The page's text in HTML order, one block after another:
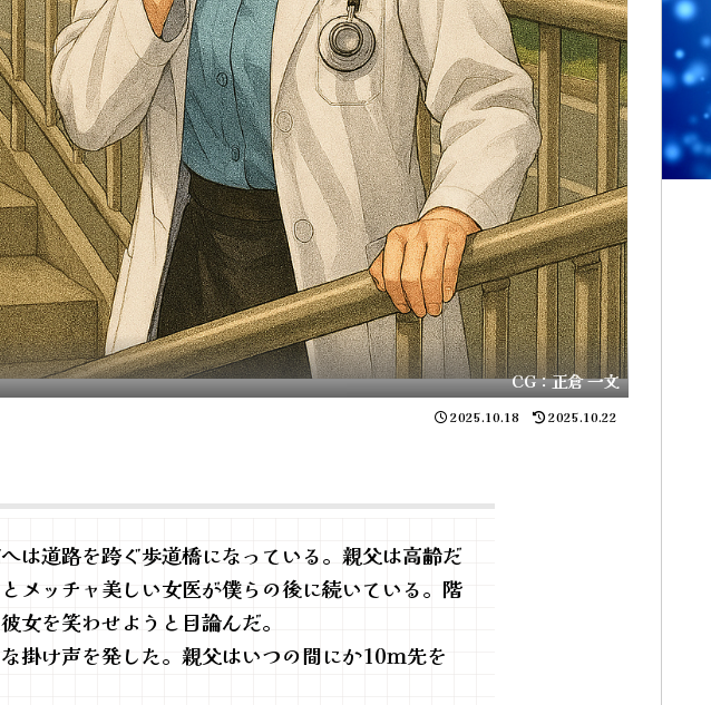
CG：正倉 一文
2025.10.18 2025.10.22
は道路を跨ぐ歩道橋になっている。親父は高齢だ
メッチャ美しい女医が僕らの後に続いている。階
女を笑わせようと目論んだ。
掛け声を発した。親父はいつの間にか10ｍ先を